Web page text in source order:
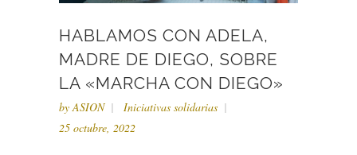
HABLAMOS CON ADELA,
MADRE DE DIEGO, SOBRE
LA «MARCHA CON DIEGO»
byASION
Iniciativas solidarias
25 octubre, 2022